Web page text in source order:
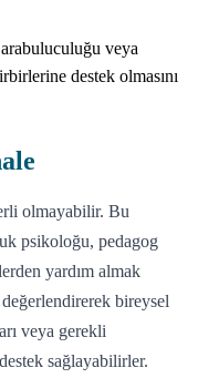
veya
destek olmasını
olmayabilir. Bu
psikoloğu, pedagog
yardım almak
bireysel
veya gerekli
sağlayabilirler.